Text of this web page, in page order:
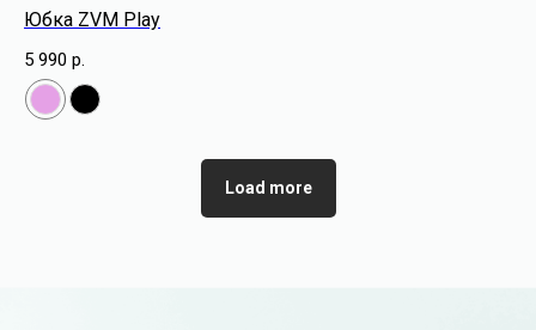
Юбка ZVM Play
5 990 р.
Load more
Анорак ZVM
8 990 р.